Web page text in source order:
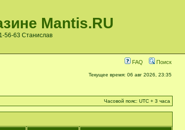
Mantis.RU
56-63 Станислав
FAQ Поиск
Текущее время: 06 авг 2026, 23:35
Часовой пояс: UTC + 3 часа